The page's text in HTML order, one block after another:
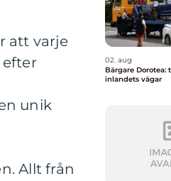
att varje
efter
unik
Allt från
02. aug
Bärgare
inlandets vägar